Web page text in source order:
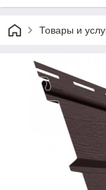
Товары и